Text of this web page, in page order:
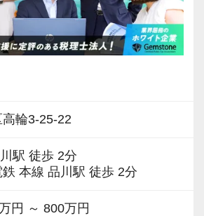
輪3-25-22
駅 徒歩 2分
本線 品川駅 徒歩 2分
円 ～ 800万円